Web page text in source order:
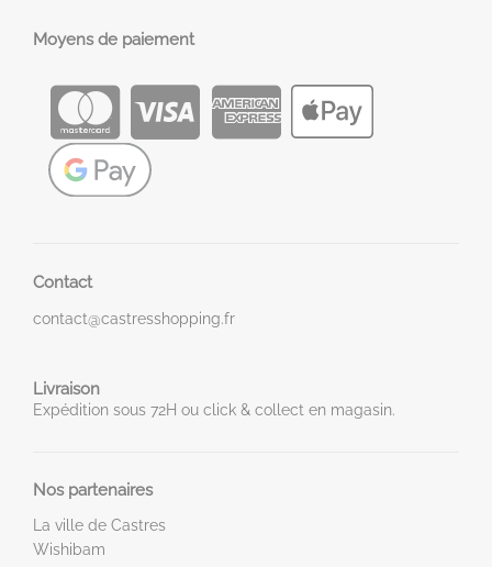
Moyens de paiement
Contact
contact@castresshopping.fr
Livraison
Expédition sous 72H ou click & collect en magasin.
Nos partenaires
La ville de Castres
Wishibam